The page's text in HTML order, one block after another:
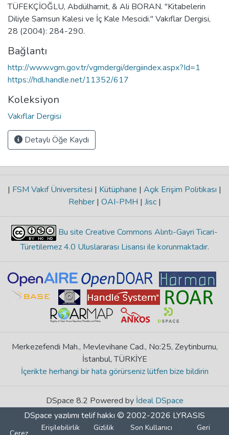
TÜFEKÇİOĞLU, Abdülhamit, & Ali BORAN. "Kitabelerin
Diliyle Samsun Kalesi ve İç Kale Mescidi." Vakıflar Dergisi,
28 (2004): 284-290.
Bağlantı
http://www.vgm.gov.tr/vgmdergi/dergiindex.aspx?Id=1
https://hdl.handle.net/11352/617
Koleksiyon
Vakıflar Dergisi
Detaylı Öğe Kaydı
| FSM Vakıf Üniversitesi | Kütüphane | Açık Erişim Politikası |
Rehber | OAI-PMH | Jisc |
Bu site Creative Commons Alıntı-Gayri Ticari-
Türetilemez 4.0 Uluslararası Lisansı ile korunmaktadır.
Merkezefendi Mah., Mevlevihane Cad., No:25, Zeytinburnu,
İstanbul, TÜRKİYE
İçerikte herhangi bir hata görürseniz lütfen bize bildirin
DSpace 8.2 Powered by İdeal DSpace
DSpace yazılımı telif hakkı © 2002-2026 LYRASIS
Çerez
Erişilebilirlik
Gizlilik
Son Kullanıcı
Geri